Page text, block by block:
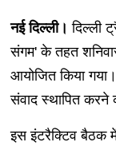
नई दिल्‍ली। दिल्ली
संगम' के तहत
आयोजित किया
संवाद स्थापित करने
इस इंटरैक्टिव बैठक